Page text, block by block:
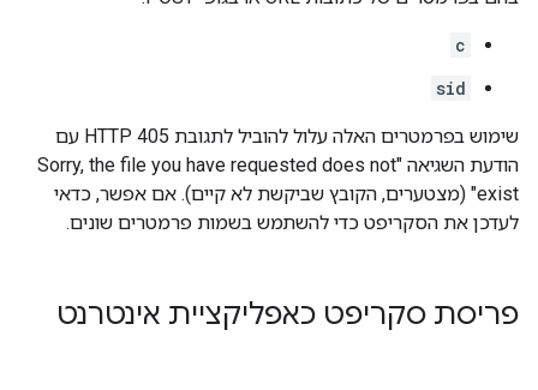
c
sid
שימוש בפרמטרים האלה עלול להוביל לתגובת HTTP 405 עם
הודעת השגיאה "Sorry, the file you have requested does not
exist" (מצטערים, הקובץ שביקשת לא קיים). אם אפשר, כדאי
לעדכן את הסקריפט כדי להשתמש בשמות פרמטרים שונים.
פריסת סקריפט כאפליקציית אינטרנט